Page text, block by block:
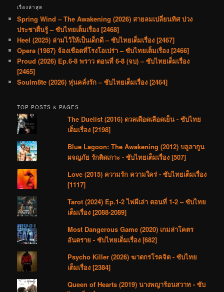
เรื่องล่าสุด
Spring Wind – The Awakening (2026) สายลมเปลี่ยนทิศ ปวง
ประชาตื่นรู้ – ซับไทยเต็มเรื่อง [2468]
Heel (2025) ล่ามไว้ให้เป็นเด็กดี – ซับไทยเต็มเรื่อง [2467]
Opera (1987) จ้องเชือดที่โรงโอเปร่า – ซับไทยเต็มเรื่อง [2466]
Proud (2026) Ep.6-8 พราว ตอนที่ 6-8 (จบ) – ซับไทยเต็มเรื่อง
[2465]
Soulm8te (2026) หุ่นคลั่งรัก – ซับไทยเต็มเรื่อง [2464]
TOP POSTS & PAGES
The Duelist (2016) ดวลเดือดเลือดเย็น - ซับไทย
เต็มเรื่อง [2198]
Blue Lagoon: The Awakening (2012) บลูลากูน
ผจญภัย รักติดเกาะ - ซับไทยเต็มเรื่อง [507]
Love (2015) ความรัก ความใคร่ - ซับไทยเต็มเรื่อง
[1117]
Tarot (2024) Ep.1-2 ไพ่ผีเล่า ตอนที่ 1-2 – ซับไทย
เต็มเรื่อง [2088-2089]
Most Dangerous Game (2020) เกมล่าโคตร
อันตราย - ซับไทยเต็มเรื่อง [682]
Psycho Killer (2026) ฆาตกรโรคจิต - ซับไทย
เต็มเรื่อง [2384]
Queen of Hearts (2019) นางพญาร้อนสวาท - ซับ